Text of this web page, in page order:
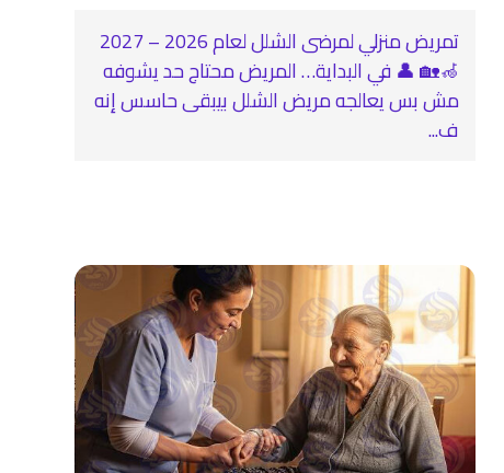
تمريض منزلي لمرضى الشلل لعام 2026 – 2027
🦽🏡 👤 في البداية… المريض محتاج حد يشوفه
مش بس يعالجه مريض الشلل بيبقى حاسس إنه
ف...